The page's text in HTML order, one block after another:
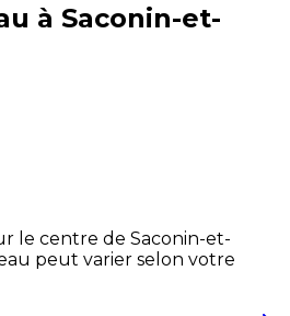
à Saconin-et-
le centre de Saconin-et-
peut varier selon votre